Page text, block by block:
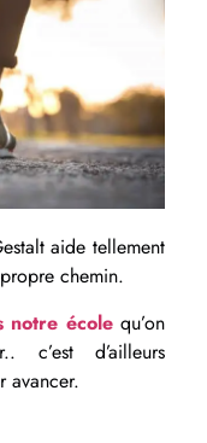
aide tellement
chemin.
notre écolequ’on
c’est d’ailleurs
avancer.